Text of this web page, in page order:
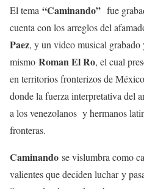
El tema “Caminando” fue
cuenta con los arreglos del
Paez, y un video musical grabado
mismo Roman El Ro, el cual
en territorios fronterizos de
donde la fuerza interpretativa del
a los venezolanos y hermanos
fronteras.
Caminando se vislumbra como
valientes que deciden luchar y